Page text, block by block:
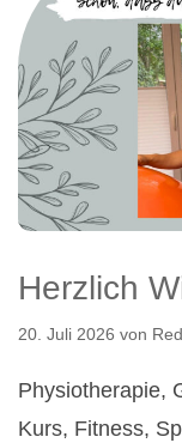
Herzlich
20. Juli 2026 von
Physiotherapie,
Kurs, Fitness,